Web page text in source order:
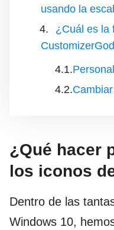
usando la
¿Cuál es la
¿Qué hacer
los iconos
Dentro de las
Windows 10,